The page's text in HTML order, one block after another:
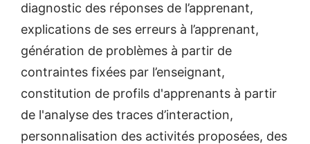
diagnostic des réponses de l’apprenant,
explications de ses erreurs à l’apprenant,
génération de problèmes à partir de
contraintes fixées par l’enseignant,
constitution de profils d'apprenants à partir
de l'analyse des traces d’interaction,
personnalisation des activités proposées, des